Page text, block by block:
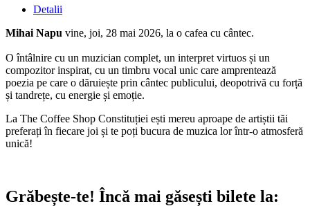
Detalii
Mihai Napu vine, joi, 28 mai 2026, la o cafea cu cântec.
O întâlnire cu un muzician complet, un interpret virtuos și un
compozitor inspirat, cu un timbru vocal unic care amprentează
poezia pe care o dăruiește prin cântec publicului, deopotrivă cu forță
și tandrețe, cu energie și emoție.
La The Coffee Shop Constituției ești mereu aproape de artiștii tăi
preferați în fiecare joi și te poți bucura de muzica lor într-o atmosferă
unică!
Grăbește-te! Încă mai găsești bilete la: